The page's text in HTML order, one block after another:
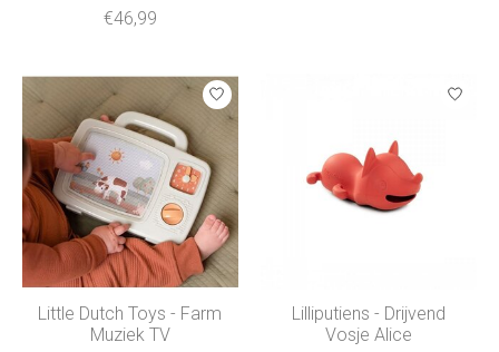
€46,99
Little Dutch Toys - Farm
Muziek TV
Lilliputiens - Drijvend
Vosje Alice